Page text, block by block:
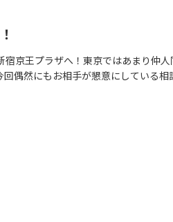
京王プラザへ！東京ではあまり仲
偶然にもお相手が懇意にしている相
とを言っていただき（自画自賛笑）
ーでお引き合わせして、それぞれ自